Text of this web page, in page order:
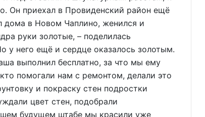
Он приехал в Провиденский район ещё
дома в Новом Чаплино, женился и
руки золотые, – поделилась
у него ещё и сердце оказалось золотым.
выполнил бесплатно, за что мы ему
помогали нам с ремонтом, делали это
и покраску стен подростки
цвет стен, подобрали
будущем штабе мы красили уже